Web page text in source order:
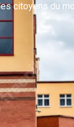
citoyens du